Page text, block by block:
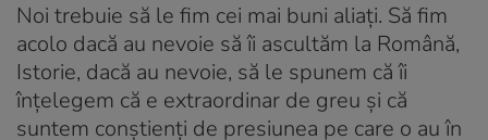
Noi trebuie să le fim cei mai buni aliați. Să fim
acolo dacă au nevoie să îi ascultăm la Română,
Istorie, dacă au nevoie, să le spunem că îi
înțelegem că e extraordinar de greu și că
suntem conștienți de presiunea pe care o au în